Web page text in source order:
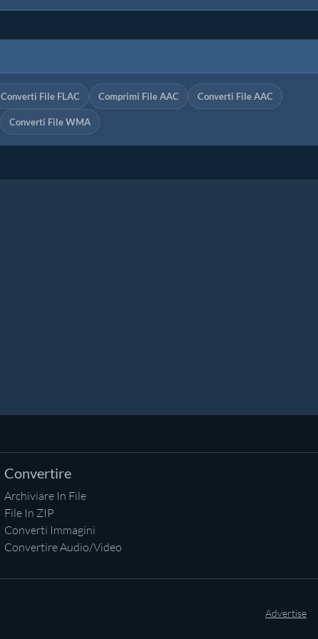
Converti File FLAC Comprimi File AAC Converti File AAC
Converti File WMA
Convertire
Archiviare In File
File In ZIP
Converti Immagini
Convertire Audio/Video
Advertise